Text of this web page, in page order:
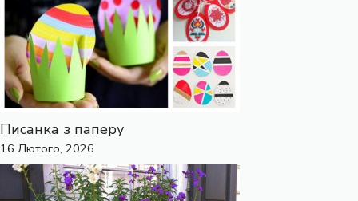
Писанка з паперу
16 Лютого, 2026